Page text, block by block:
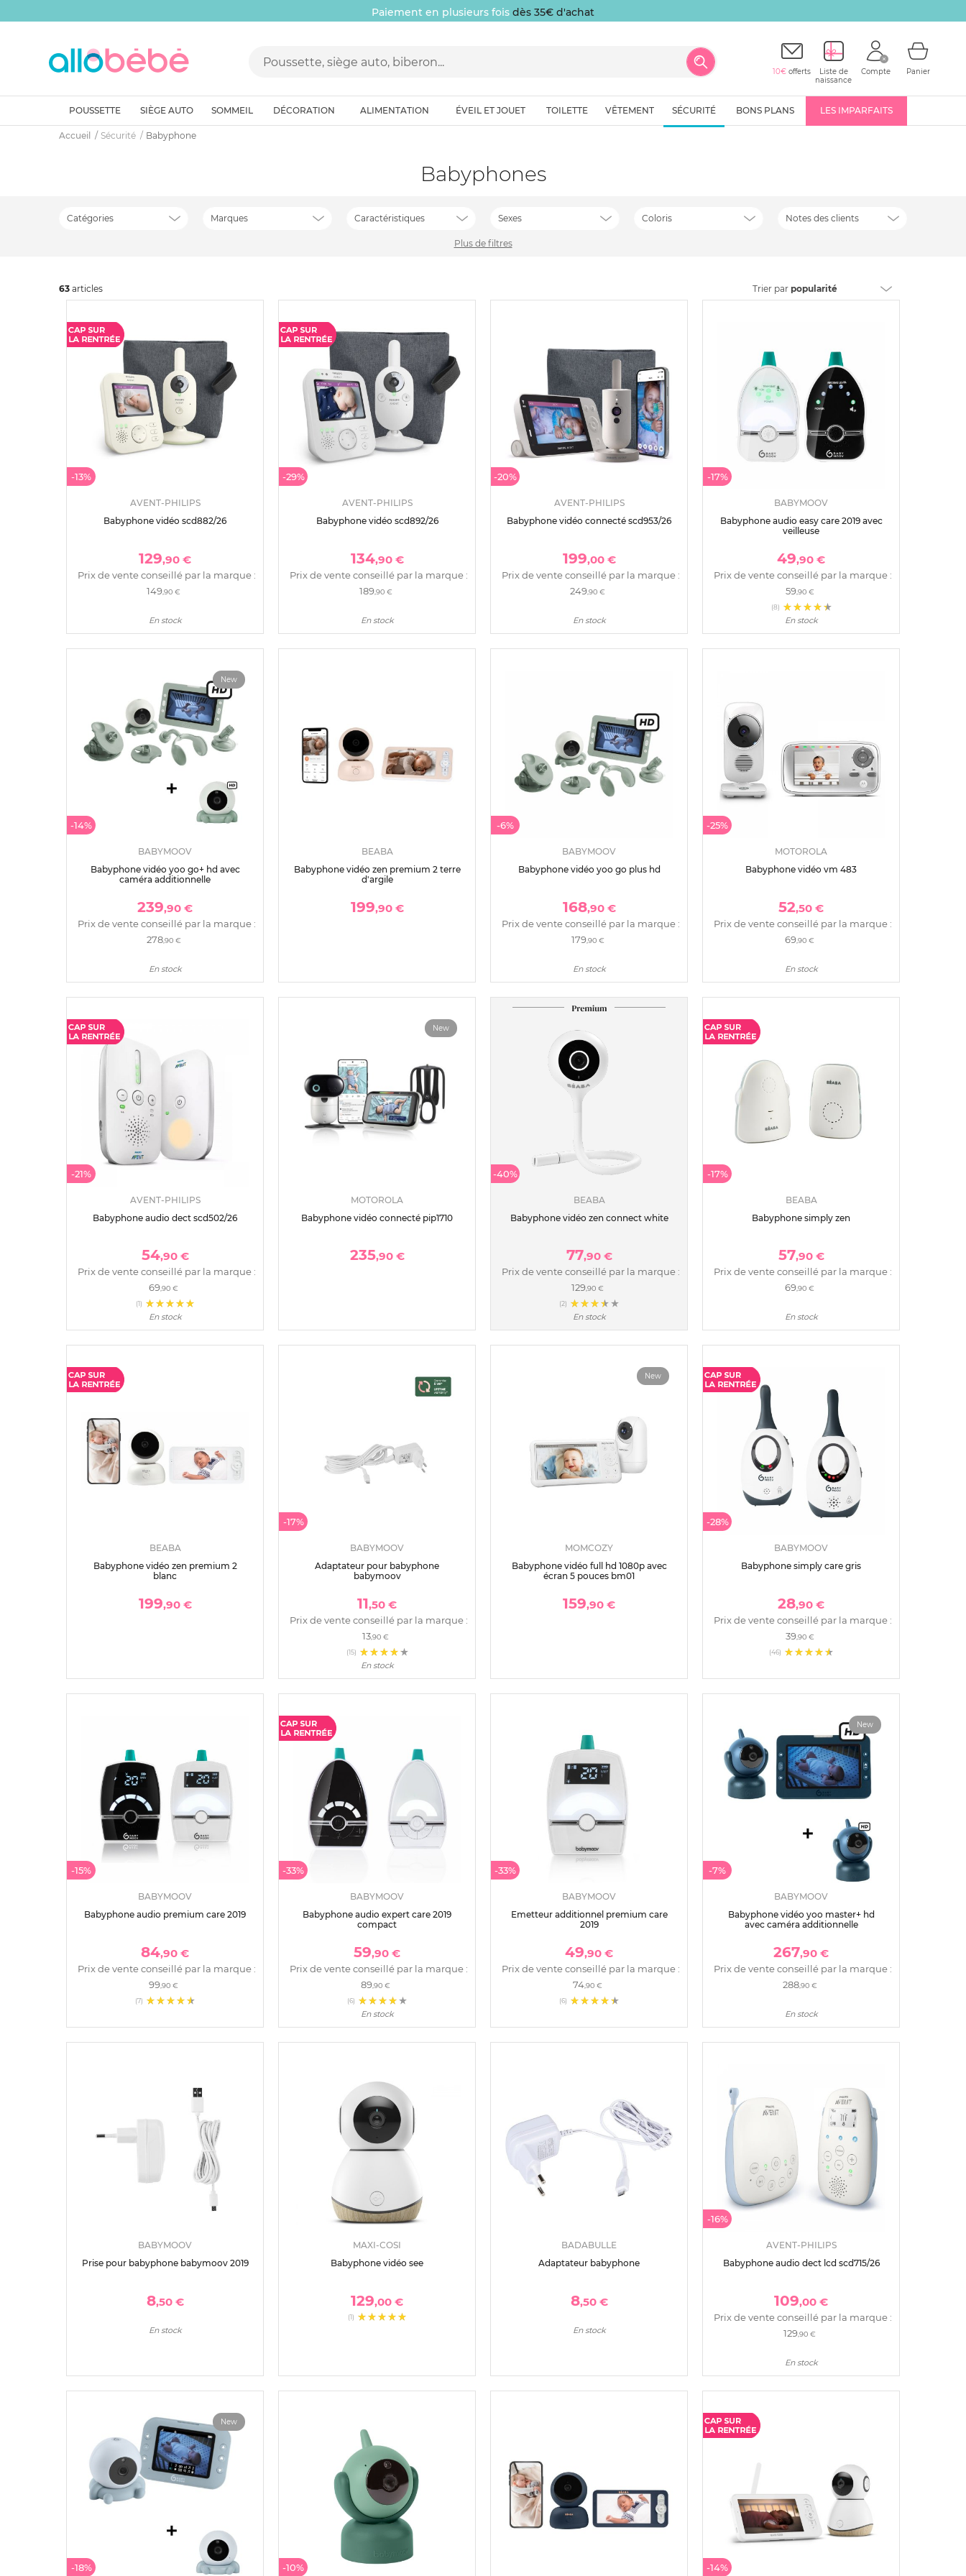
Paiement en plusieurs fois dès 35€ d'achat
10€ offerts
Liste de
naissance
Compte Panier
POUSSETTE SIÈGE AUTO SOMMEIL DÉCORATION ALIMENTATION ÉVEIL ET JOUET TOILETTE VÊTEMENT SÉCURITÉ BONS PLANS LES IMPARFAITS
Accueil Sécurité Babyphone
Babyphones
Catégories Marques Caractéristiques Sexes Coloris Notes des clients
Plus de filtres
63 articles Trier par popularité
-13%
AVENT-PHILIPS
Babyphone vidéo scd882/26
129,90 €
Prix de vente conseillé par la marque :
149,90 €
En stock
-29%
AVENT-PHILIPS
Babyphone vidéo scd892/26
134,90 €
Prix de vente conseillé par la marque :
189,90 €
En stock
-20%
AVENT-PHILIPS
Babyphone vidéo connecté scd953/26
199,00 €
Prix de vente conseillé par la marque :
249,90 €
En stock
-17%
BABYMOOV
Babyphone audio easy care 2019 avec
veilleuse
49,90 €
Prix de vente conseillé par la marque :
59,90 €
(8)
En stock
-14%
New
BABYMOOV
Babyphone vidéo yoo go+ hd avec
caméra additionnelle
239,90 €
Prix de vente conseillé par la marque :
278,90 €
En stock
BEABA
Babyphone vidéo zen premium 2 terre
d'argile
199,90 €
-6%
BABYMOOV
Babyphone vidéo yoo go plus hd
168,90 €
Prix de vente conseillé par la marque :
179,90 €
En stock
-25%
MOTOROLA
Babyphone vidéo vm 483
52,50 €
Prix de vente conseillé par la marque :
69,90 €
En stock
-21%
AVENT-PHILIPS
Babyphone audio dect scd502/26
54,90 €
Prix de vente conseillé par la marque :
69,90 €
(1)
En stock
New
MOTOROLA
Babyphone vidéo connecté pip1710
235,90 €
-40%
BEABA
Babyphone vidéo zen connect white
77,90 €
Prix de vente conseillé par la marque :
129,90 €
(2)
En stock
-17%
BEABA
Babyphone simply zen
57,90 €
Prix de vente conseillé par la marque :
69,90 €
En stock
BEABA
Babyphone vidéo zen premium 2
blanc
199,90 €
-17%
BABYMOOV
Adaptateur pour babyphone
babymoov
11,50 €
Prix de vente conseillé par la marque :
13,90 €
(15)
En stock
New
MOMCOZY
Babyphone vidéo full hd 1080p avec
écran 5 pouces bm01
159,90 €
-28%
BABYMOOV
Babyphone simply care gris
28,90 €
Prix de vente conseillé par la marque :
39,90 €
(46)
-15%
BABYMOOV
Babyphone audio premium care 2019
84,90 €
Prix de vente conseillé par la marque :
99,90 €
(7)
-33%
BABYMOOV
Babyphone audio expert care 2019
compact
59,90 €
Prix de vente conseillé par la marque :
89,90 €
(6)
En stock
-33%
BABYMOOV
Emetteur additionnel premium care
2019
49,90 €
Prix de vente conseillé par la marque :
74,90 €
(6)
-7%
New
BABYMOOV
Babyphone vidéo yoo master+ hd
avec caméra additionnelle
267,90 €
Prix de vente conseillé par la marque :
288,90 €
En stock
BABYMOOV
Prise pour babyphone babymoov 2019
8,50 €
En stock
MAXI-COSI
Babyphone vidéo see
129,00 €
(1)
BADABULLE
Adaptateur babyphone
8,50 €
En stock
-16%
AVENT-PHILIPS
Babyphone audio dect lcd scd715/26
109,00 €
Prix de vente conseillé par la marque :
129,90 €
En stock
-18%
New
-10% -14%